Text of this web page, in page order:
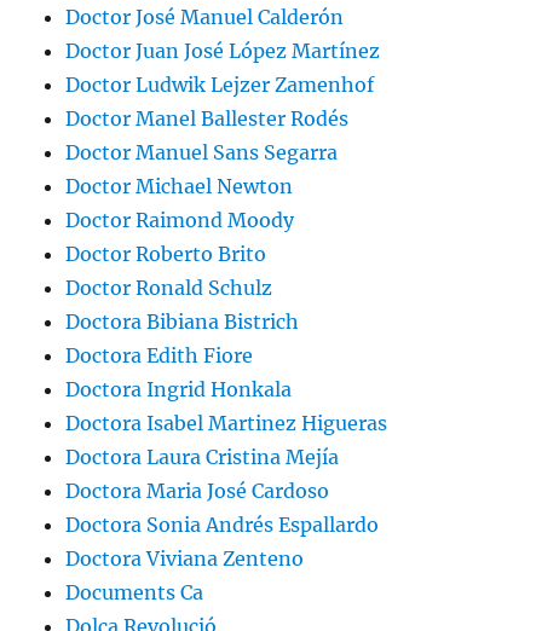
Doctor José Manuel Calderón
Doctor Juan José López Martínez
Doctor Ludwik Lejzer Zamenhof
Doctor Manel Ballester Rodés
Doctor Manuel Sans Segarra
Doctor Michael Newton
Doctor Raimond Moody
Doctor Roberto Brito
Doctor Ronald Schulz
Doctora Bibiana Bistrich
Doctora Edith Fiore
Doctora Ingrid Honkala
Doctora Isabel Martinez Higueras
Doctora Laura Cristina Mejía
Doctora Maria José Cardoso
Doctora Sonia Andrés Espallardo
Doctora Viviana Zenteno
Documents Ca